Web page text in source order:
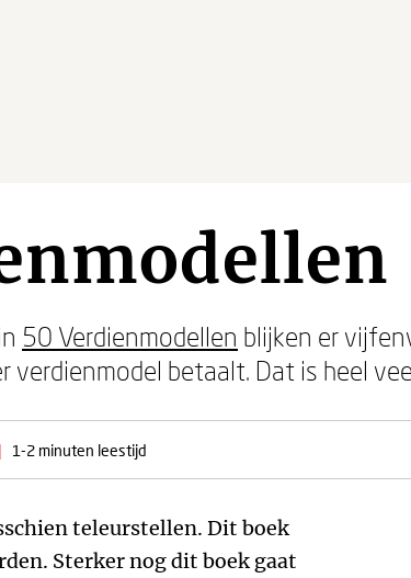
50 Verdienmodellen blijken er
verdienmodel betaalt. Dat is heel
| 1-2 minuten leestijd
teleurstellen. Dit boek
Sterker nog dit boek gaat